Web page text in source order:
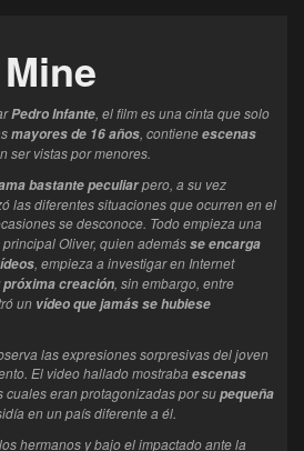
Clics: 0/3
Pedro Infante, el film es una cinta que solo
mayores de 16 años, contieneescenas
ser vistas por menores.
bastante peculiarpero, a su vez
las diferentes situaciones que ocurren en el
se desconoce. Todo empieza una
Oliver, quien ademásse encarga
, empieza a investigar en Internet
creación, sin embargo, entre
un vídeo que jamás se hubiese
las expresiones sorpresivas del joven
El video hallado mostraba escenas
cuales eran protagonizadas por supequeña
en un país diferente a él.
hermanos y bajo el impactado ante la